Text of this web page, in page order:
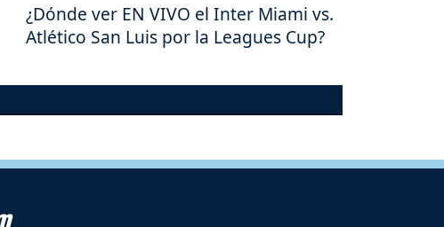
¿Dónde ver EN VIVO el Inter Miami vs.
Atlético San Luis por la Leagues Cup?